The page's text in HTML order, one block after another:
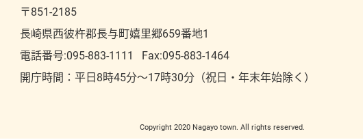
〒851-2185
長崎県西彼杵郡長与町嬉里郷659番地1
電話番号:095-883-1111
Fax:095-883-1464
開庁時間：平⽇8時45分～17時30分（祝⽇・年末年始除く）
Copyright 2020 Nagayo town. All rights reserved.